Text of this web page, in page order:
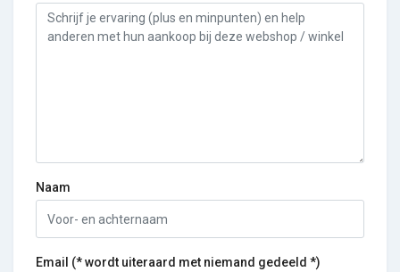
Naam
Email (* wordt uiteraard met niemand gedeeld *)